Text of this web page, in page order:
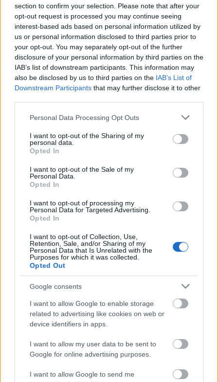
section to confirm your selection. Please note that after your
opt-out request is processed you may continue seeing
interest-based ads based on personal information utilized by
us or personal information disclosed to third parties prior to
your opt-out. You may separately opt-out of the further
disclosure of your personal information by third parties on the
IAB’s list of downstream participants. This information may
also be disclosed by us to third parties on the IAB’s List of
Downstream Participants that may further disclose it to other
Please note that this website/app uses one or more Google
not limited to your visit or usage behaviour. You may click to
grant or deny consent to Google and its third-party tags to
use your data for below specified purposes in below Google
consent section.
Personal Data Processing Opt Outs
I want to opt-out of the Sharing of my
personal data.
Opted In
I want to opt-out of the Sale of my
Personal Data.
Opted In
I want to opt-out of processing my
Personal Data for Targeted Advertising.
Opted In
I want to opt-out of Collection, Use,
Retention, Sale, and/or Sharing of my
Personal Data that Is Unrelated with the
Purposes for which it was collected.
Opted Out
Google consents
I want to allow Google to enable storage
related to advertising like cookies on web or
device identifiers in apps.
I want to allow my user data to be sent to
Google for online advertising purposes.
I want to allow Google to send me
most 182 parkolóhely van, az átépítés után lényegében
azonos, 176 parkolóhely lesz.
9. Az új villamosvonallal elsősorban a Dél-Buda és Dél-
Pest közötti közlekedés ideje csökken le, de lényegesen
csökkenhet az átszállások száma is.
10. Az Etele téren a Futureal fejlesztésében egy
bevásárlóközpont
is felépül majd. Az Etele City Center az
fejlesztésének részeként épülthet fel 2017-re. A Futureal
fejlesztése az új őrmezői irodaház is a vasúti sínek
túloldalán.
A Fővárosi Blog az alábbi helyeken is elérhető: